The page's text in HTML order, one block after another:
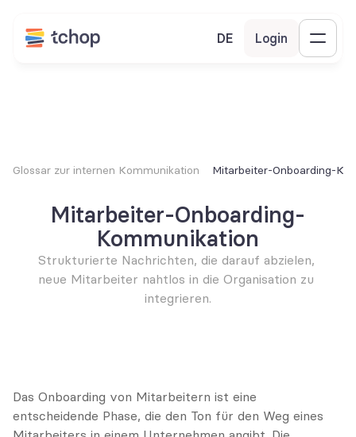
DE Login
Glossar zur internen Kommunikation Mitarbeiter-Onboarding-
Mitarbeiter-Onboarding-
Kommunikation
Strukturierte Nachrichten, die darauf abzielen,
neue Mitarbeiter nahtlos in die Organisation zu
integrieren.
Das Onboarding von Mitarbeitern ist eine
entscheidende Phase, die den Ton für den Weg eines